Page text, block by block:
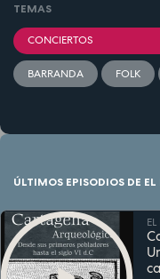
TEMAS
CONCIERTOS
BARRANDA FOLK
ÚLTIMOS EPISODIOS DE